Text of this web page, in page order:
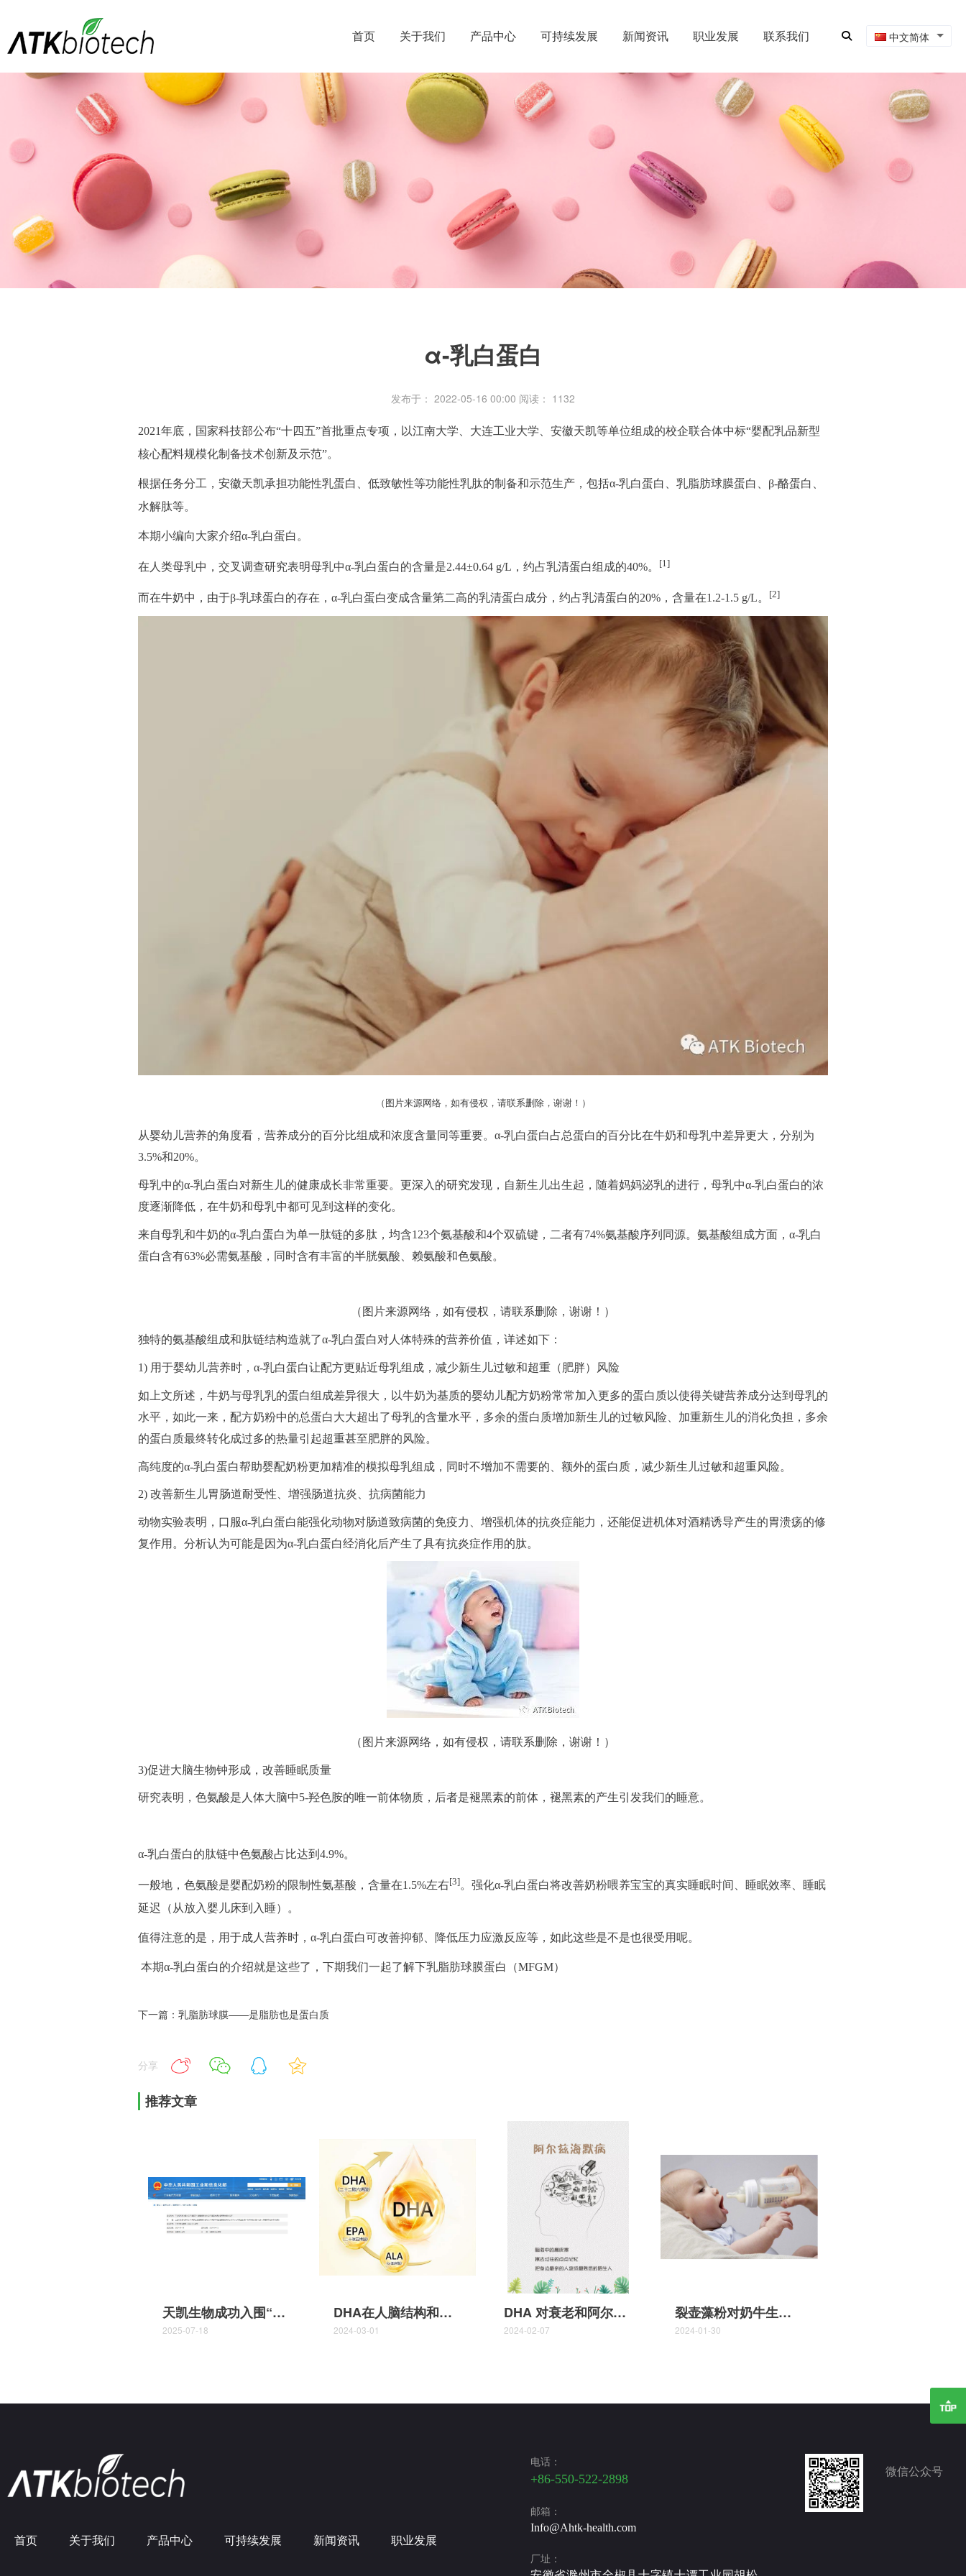
首页 关于我们 产品中心 可持续发展 新闻资讯 职业发展 联系我们 中文简体
α-乳白蛋白
发布于： 2022-05-16 00:00 阅读： 1132
2021年底，国家科技部公布“十四五”首批重点专项，以江南大学、大连工业大学、安徽天凯等单位组成的校企联合体中标“婴配乳品新型
核心配料规模化制备技术创新及示范”。
根据任务分工，安徽天凯承担功能性乳蛋白、低致敏性等功能性乳肽的制备和示范生产，包括α-乳白蛋白、乳脂肪球膜蛋白、β-酪蛋白、
水解肽等。
本期小编向大家介绍α-乳白蛋白。
在人类母乳中，交叉调查研究表明母乳中α-乳白蛋白的含量是2.44±0.64 g/L，约占乳清蛋白组成的40%。 [1]
而在牛奶中，由于β-乳球蛋白的存在，α-乳白蛋白变成含量第二高的乳清蛋白成分，约占乳清蛋白的20%，含量在1.2-1.5 g/L。 [2]
（图片来源网络，如有侵权，请联系删除，谢谢！ ）
从婴幼儿营养的角度看，营养成分的百分比组成和浓度含量同等重要。α-乳白蛋白占总蛋白的百分比在牛奶和母乳中差异更大，分别为
3.5%和20%。
母乳中的α-乳白蛋白对新生儿的健康成长非常重要。更深入的研究发现，自新生儿出生起，随着妈妈泌乳的进行，母乳中α-乳白蛋白的浓
度逐渐降低，在牛奶和母乳中都可见到这样的变化。
来自母乳和牛奶的α-乳白蛋白为单一肽链的多肽，均含123个氨基酸和4个双硫键，二者有74%氨基酸序列同源。氨基酸组成方面，α-乳白
蛋白含有63%必需氨基酸，同时含有丰富的半胱氨酸、赖氨酸和色氨酸。
（图片来源网络，如有侵权，请联系删除，谢谢！ ）
独特的氨基酸组成和肽链结构造就了α-乳白蛋白对人体特殊的营养价值，详述如下：
1) 用于婴幼儿营养时，α-乳白蛋白让配方更贴近母乳组成，减少新生儿过敏和超重（肥胖）风险
如上文所述，牛奶与母乳乳的蛋白组成差异很大，以牛奶为基质的婴幼儿配方奶粉常常加入更多的蛋白质以使得关键营养成分达到母乳的
水平，如此一来，配方奶粉中的总蛋白大大超出了母乳的含量水平，多余的蛋白质增加新生儿的过敏风险、加重新生儿的消化负担，多余
的蛋白质最终转化成过多的热量引起超重甚至肥胖的风险。
高纯度的α-乳白蛋白帮助婴配奶粉更加精准的模拟母乳组成，同时不增加不需要的、额外的蛋白质，减少新生儿过敏和超重风险。
2) 改善新生儿胃肠道耐受性、增强肠道抗炎、抗病菌能力
动物实验表明，口服α-乳白蛋白能强化动物对肠道致病菌的免疫力、增强机体的抗炎症能力，还能促进机体对酒精诱导产生的胃溃疡的修
复作用。分析认为可能是因为α-乳白蛋白经消化后产生了具有抗炎症作用的肽。
（图片来源网络，如有侵权，请联系删除，谢谢！）
3)促进大脑生物钟形成，改善睡眠质量
研究表明，色氨酸是人体大脑中5-羟色胺的唯一前体物质，后者是褪黑素的前体，褪黑素的产生引发我们的睡意。
α-乳白蛋白的肽链中色氨酸占比达到4.9%。
一般地，色氨酸是婴配奶粉的限制性氨基酸，含量在1.5%左右[3]。强化α-乳白蛋白将改善奶粉喂养宝宝的真实睡眠时间、睡眠效率、睡眠
延迟（从放入婴儿床到入睡）。
值得注意的是，用于成人营养时，α-乳白蛋白可改善抑郁、降低压力应激反应等，如此这些是不是也很受用呢。
本期α-乳白蛋白的介绍就是这些了，下期我们一起了解下乳脂肪球膜蛋白（MFGM）
下一篇：乳脂肪球膜——是脂肪也是蛋白质
分享
推荐文章
天凯生物成功入围“脱盐乳清产品供给能力提升任务”揭榜单位名单
2025-07-18
DHA在人脑结构和功能中发挥重要作用
2024-03-01
DHA 对衰老和阿尔茨海默病认知功能障碍的影响
2024-02-07
裂壶藻粉对奶牛生产性能和乳品质的影响
2024-01-30
首页 关于我们 产品中心 可持续发展 新闻资讯 职业发展
电话：
+86-550-522-2898
邮箱：
Info@Ahtk-health.com
厂址：
微信公众号